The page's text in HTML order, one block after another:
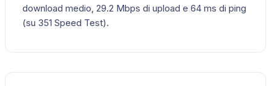
download medio, 29.2 Mbps di upload e 64 ms di ping
(su 351 Speed Test).